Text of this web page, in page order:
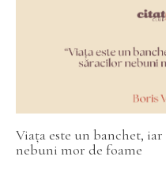
Viața este un banchet,
nebuni mor de foame